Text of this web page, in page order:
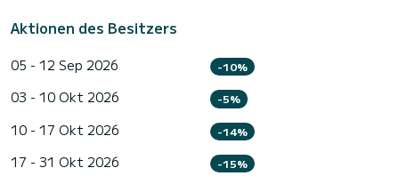
Aktionen des Besitzers
05 - 12 Sep 2026 -10%
03 - 10 Okt 2026 -5%
10 - 17 Okt 2026 -14%
17 - 31 Okt 2026 -15%